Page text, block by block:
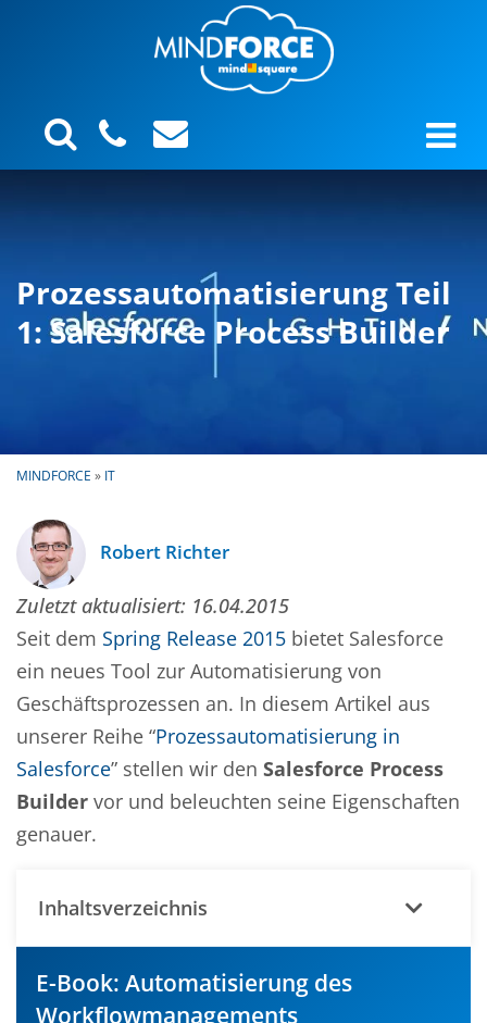
Prozessautomatisierung Teil
1: Salesforce Process Builder
MINDFORCE » IT
Robert Richter
Zuletzt aktualisiert: 16.04.2015
Seit dem Spring Release 2015 bietet Salesforce
ein neues Tool zur Automatisierung von
Geschäftsprozessen an. In diesem Artikel aus
unserer Reihe “Prozessautomatisierung in
Salesforce” stellen wir den Salesforce Process
Builder vor und beleuchten seine Eigenschaften
genauer.
Inhaltsverzeichnis
E-Book: Automatisierung des
Workflowmanagements